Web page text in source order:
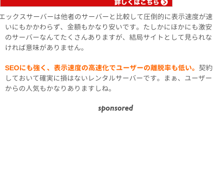
ックスサーバーは他者のサーバーと比較して圧倒的に表示速度が速
いにもかかわらず、金額もかなり安いです。たしかにほかにも激安
のサーバーなんてたくさんありますが、結局サイトとして見られな
ければ意味がありません。
SEOにも強く、表示速度の高速化でユーザーの離脱率も低い。 契約
しておいて確実に損はないレンタルサーバーです。まぁ、ユーザー
からの人気もかなりありますしね。
sponsored